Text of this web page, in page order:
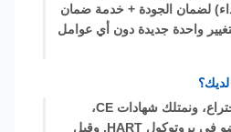
لضمان الجودة + خدمة ضمان
واحدة جديدة دون أي عوامل
ج: نحن نحمل 6 براءات اختراع، ونمتلك شهادات CE،
وATEX، وSIL، كما أننا عضو في بروتوكول HART. وقبل